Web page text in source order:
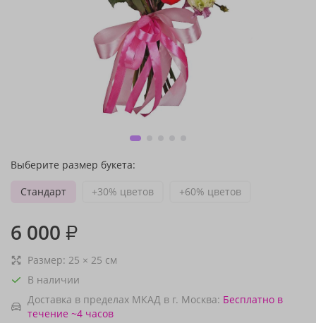
Выберите размер букета:
Стандарт
+30% цветов +60% цветов
6 000 ₽
Размер: 25 × 25 см
В наличии
Доставка в пределах МКАД в г. Москва: Бесплатно в
течение ~4 часов